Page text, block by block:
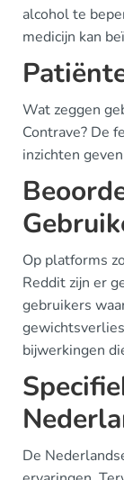
alcohol te
medicijn kan
Wat zeggen
Contrave? De
inzichten
Op platforms
Reddit zijn er
gebruikers
bijwerkingen
De